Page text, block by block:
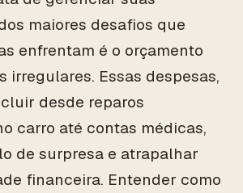
maiores desafios que
enfrentam é o orçamento
irregulares. Essas despesas,
desde reparos
carro até contas médicas,
de surpresa e atrapalhar
financeira. Entender como